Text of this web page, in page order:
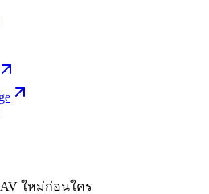
ใหม่ก่อนใคร